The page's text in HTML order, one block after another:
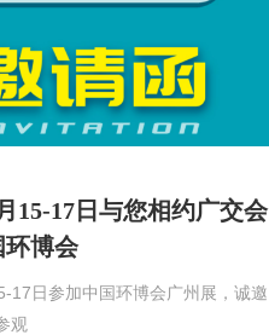
15-17日与您相约广交会
环博会
17日参加中国环博会广州展，诚邀
观